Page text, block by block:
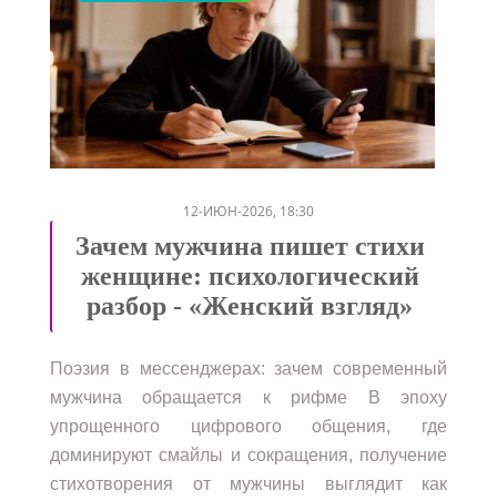
///
12-ИЮН-2026, 18:30
Зачем мужчина пишет стихи
женщине: психологический
разбор - «Женский взгляд»
Поэзия в мессенджерах: зачем современный
мужчина обращается к рифме В эпоху
упрощенного цифрового общения, где
доминируют смайлы и сокращения, получение
стихотворения от мужчины выглядит как